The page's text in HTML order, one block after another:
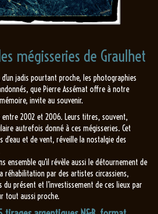
mégisseries de Graulhet
d’un jadis pourtant proche, les photographies
que Pierre Assémat offre à notre
invite au souvenir.
2002 et 2006. Leurs titres, souvent,
autrefois donné à ces mégisseries. Cet
d’eau et de vent, réveille la nostalgie des
ensemble qu’il révèle aussi le détournement de
réhabilitation par des artistes circassiens,
du présent et l’investissement de ces lieux par
tout aussi proche.